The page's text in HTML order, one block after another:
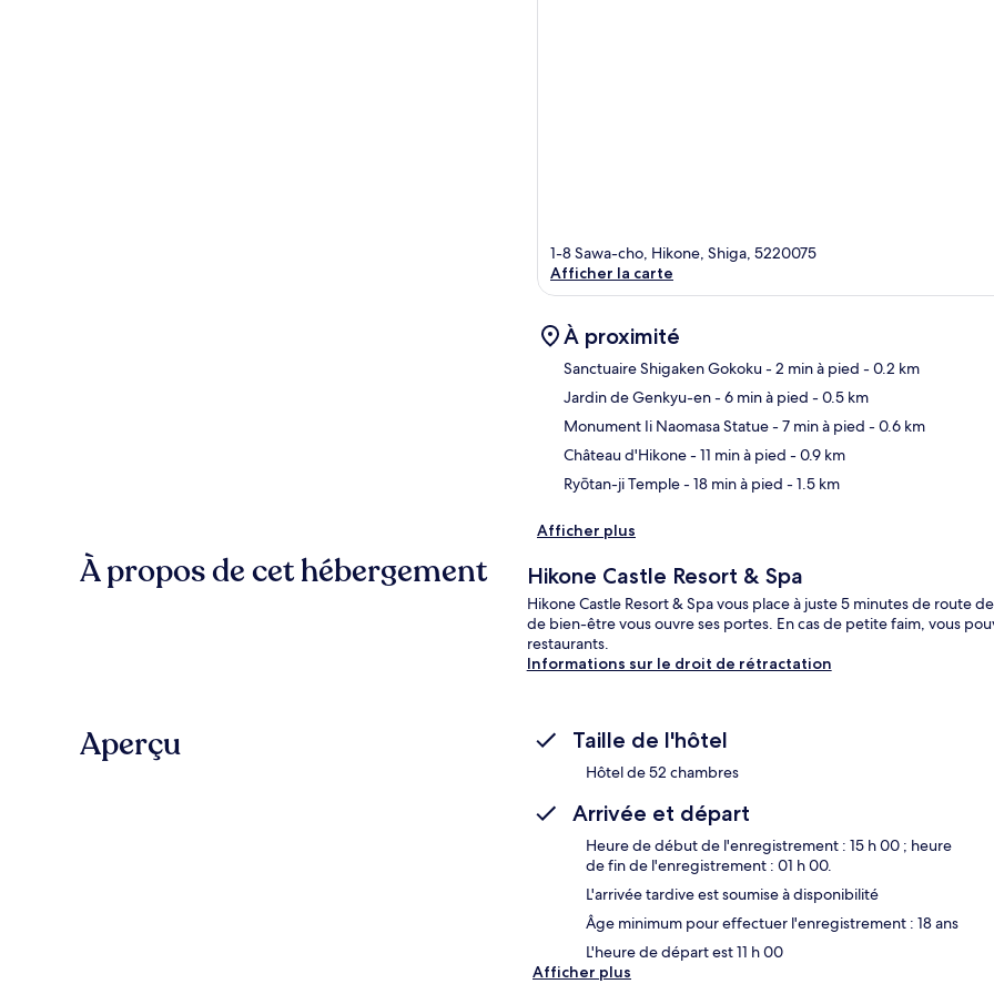
1-8 Sawa-cho, Hikone, Shiga, 5220075
Afficher la carte
À proximité
Sanctuaire Shigaken Gokoku- 2 min à pied - 0.2 km
Jardin de Genkyu-en- 6 min à pied - 0.5 km
Monument Ii Naomasa Statue- 7 min à pied - 0.6 km
Château d'Hikone- 11 min à pied - 0.9 km
Ryōtan-ji Temple- 18 min à pied - 1.5 km
Afficher plus
À propos de cet hébergement Hikone Castle Resort & Spa
Hikone Castle Resort & Spa vous place à juste 5 minutes de route
de bien-être vous ouvre ses portes. En cas de petite faim, vous
restaurants.
Informations sur le droit de rétractation
Aperçu Taille de l'hôtel
Hôtel de 52 chambres
Arrivée et départ
Heure de début de l'enregistrement : 15 h 00 ; heure
de fin de l'enregistrement : 01 h 00.
L'arrivée tardive est soumise à disponibilité
Âge minimum pour effectuer l'enregistrement : 18 ans
L'heure de départ est 11 h 00
Afficher plus